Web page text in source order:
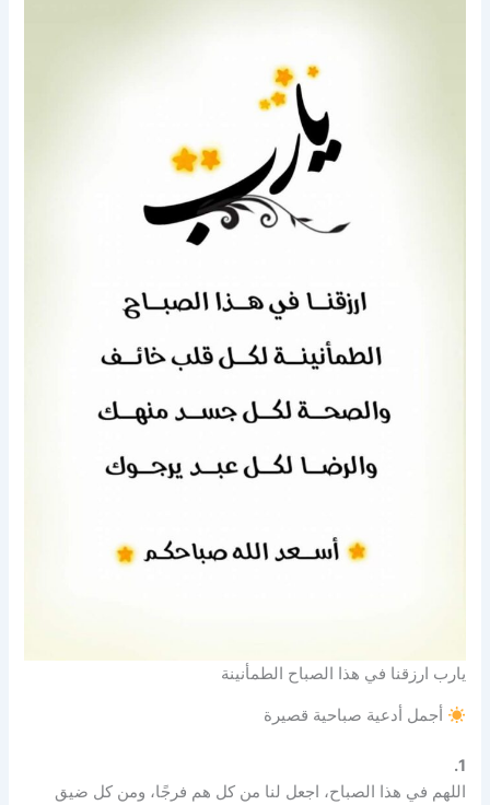
يارب ارزقنا في هذا الصباح الطمأنينة
أجمل أدعية صباحية قصيرة
1.
اللهم في هذا الصباح، اجعل لنا من كل هم فرجًا، ومن كل ضيق